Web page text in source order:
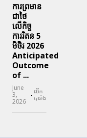
ការព្រមាន
ជាថៃ
លើកិច្ច
ការរិតន 5
មិថិរ 2026
Anticipated
Outcome
of ...
June
3,
2026
- លីក
បារាំង